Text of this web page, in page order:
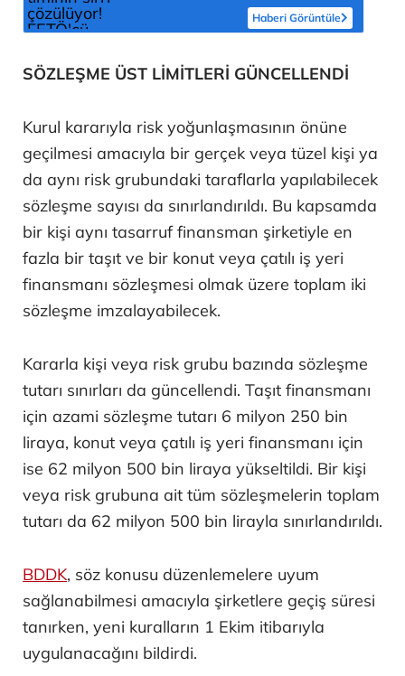
Haberi Görüntüle
SÖZLEŞME ÜST LİMİTLERİ GÜNCELLENDİ
Kurul kararıyla risk yoğunlaşmasının önüne
geçilmesi amacıyla bir gerçek veya tüzel kişi ya
da aynı risk grubundaki taraflarla yapılabilecek
sözleşme sayısı da sınırlandırıldı. Bu kapsamda
bir kişi aynı tasarruf finansman şirketiyle en
fazla bir taşıt ve bir konut veya çatılı iş yeri
finansmanı sözleşmesi olmak üzere toplam iki
sözleşme imzalayabilecek.
Kararla kişi veya risk grubu bazında sözleşme
tutarı sınırları da güncellendi. Taşıt finansmanı
için azami sözleşme tutarı 6 milyon 250 bin
liraya, konut veya çatılı iş yeri finansmanı için
ise 62 milyon 500 bin liraya yükseltildi. Bir kişi
veya risk grubuna ait tüm sözleşmelerin toplam
tutarı da 62 milyon 500 bin lirayla sınırlandırıldı.
BDDK, söz konusu düzenlemelere uyum
sağlanabilmesi amacıyla şirketlere geçiş süresi
tanırken, yeni kuralların 1 Ekim itibarıyla
uygulanacağını bildirdi.